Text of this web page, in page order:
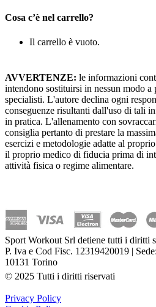
Cosa c’è nel carrello?
Il carrello è vuoto.
AVVERTENZE: le informazioni
intendono sostituirsi in nessun modo a
specialisti. L'autore declina ogni
conseguenze risultanti dall'uso di tali
in pratica. L'allenamento con
consiglia pertanto di prestare la
esercizi e metodologie adatte al
il proprio medico di fiducia prima di
attività fisica o regime alimentare.
Sport Workout Srl detiene tutti i diritti
P. Iva e Cod Fisc. 12319420019 |
10131 Torino
© 2025 Tutti i diritti riservati
Privacy Policy